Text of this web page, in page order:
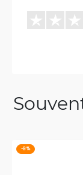
-9 %